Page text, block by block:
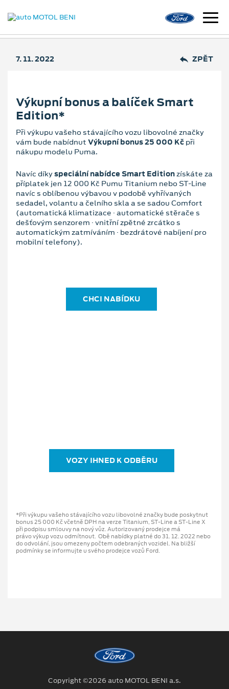
7. 11. 2022 ZPĚT
Výkupní bonus a balíček Smart
Edition*
Při výkupu vašeho stávajícího vozu libovolné značky
vám bude nabídnut Výkupní bonus 25 000 Kč při
nákupu modelu Puma.
Navíc díkyspeciální nabídce Smart Editionzískáte za
příplatek jen 12 000 Kč Pumu Titanium nebo ST-Line
navíc s oblíbenou výbavou v podobě vyhřívaných
sedadel, volantu a čelního skla a se sadou Comfort
(automatická klimatizace · automatické stěrače s
dešťovým senzorem · vnitřní zpětné zrcátko s
automatickým zatmíváním · bezdrátové nabíjení pro
mobilní telefony).
CHCI NABÍDKU
VOZY IHNED K ODBĚRU
*Při výkupu vašeho stávajícího vozu libovolné značky bude poskytnut
bonus 25 000 Kč včetně DPH na verze Titanium, ST-Line a ST-Line X
při podpisu smlouvy na nový vůz. Autorizovaný prodejce má
právo výkup vozu odmítnout. Obě nabídky platné do 31. 12. 2022 nebo
do odvolání, jsou omezeny počtem odebraných vozidel. Na bližší
podmínky se informujte u svého prodejce vozů Ford.
Copyright ©2026 auto MOTOL BENI a.s.